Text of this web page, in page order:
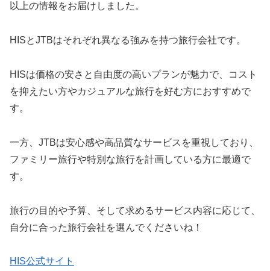
以上の情報をお届けしました。
HISとJTBはそれぞれ異なる強みを持つ旅行会社です。
HISは価格の安さと自由度の高いプランが魅力で、コスト
を抑えたい方やカジュアルな旅行を好む方におすすめで
す。
一方、JTBは安心感や高品質なサービスを重視しており、
ファミリー旅行や特別な旅行を計画している方に最適で
す。
旅行の目的や予算、そして求めるサービス内容に応じて、
自分に合った旅行会社を選んでくださいね！
HIS公式サイト